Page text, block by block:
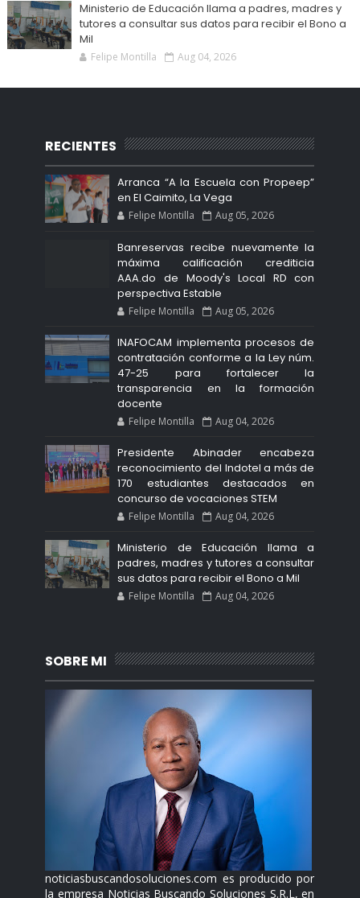
Ministerio de Educación llama a padres, madres y
tutores a consultar sus datos para recibir el Bono a
Mil
Felipe Montilla Aug 04, 2026
RECIENTES
Arranca “A la Escuela con Propeep”
en El Caimito, La Vega
Felipe Montilla Aug 05, 2026
Banreservas recibe nuevamente la
máxima calificación crediticia
AAA.do de Moody's Local RD con
perspectiva Estable
Felipe Montilla Aug 05, 2026
INAFOCAM implementa procesos de
contratación conforme a la Ley núm.
47-25 para fortalecer la
transparencia en la formación
docente
Felipe Montilla Aug 04, 2026
Presidente Abinader encabeza
reconocimiento del Indotel a más de
170 estudiantes destacados en
concurso de vocaciones STEM
Felipe Montilla Aug 04, 2026
Ministerio de Educación llama a
padres, madres y tutores a consultar
sus datos para recibir el Bono a Mil
Felipe Montilla Aug 04, 2026
SOBRE MI
noticiasbuscandosoluciones.com es producido por
la empresa Noticias Buscando Soluciones S.R.L, en